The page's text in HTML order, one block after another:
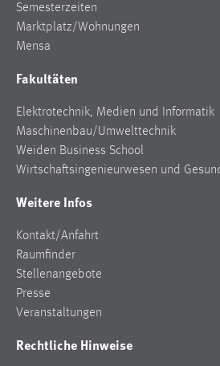
Semesterzeiten
Marktplatz/Wohnungen
Mensa
Fakultäten
Elektrotechnik, Medien und Informatik
Maschinenbau/Umwelttechnik
Weiden Business School
Wirtschaftsingenieurwesen und
Weitere Infos
Kontakt/Anfahrt
Raumfinder
Stellenangebote
Presse
Veranstaltungen
Rechtliche Hinweise
EXTERNE MEDIEN
externen Medien Cookies gesetzt.
YouTube
Vimeo